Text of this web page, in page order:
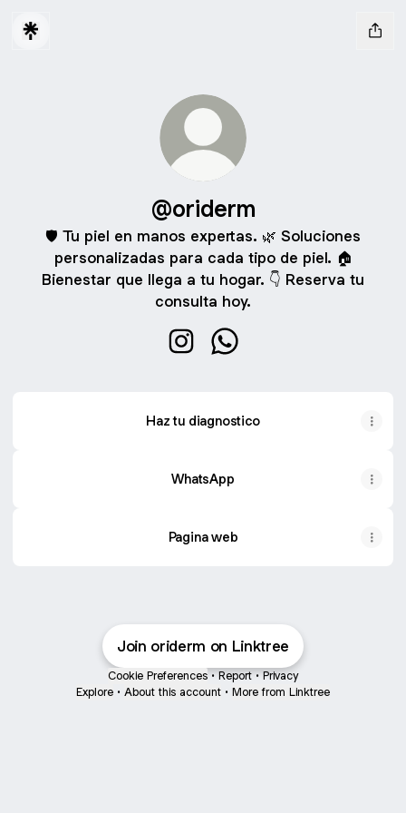
@oriderm
🛡️ Tu piel en manos expertas. 🌿 Soluciones
personalizadas para cada tipo de piel. 🏠
Bienestar que llega a tu hogar. 👇 Reserva tu
consulta hoy.
Haz tu diagnostico
WhatsApp
Pagina web
Join oriderm on Linktree
Cookie Preferences • Report • Privacy
Explore • About this account • More from Linktree